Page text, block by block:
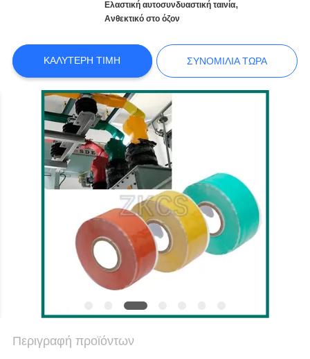
ΥΠΟΘΈΣΕΙΣ
ΙΣΤΟΛΌΓΙΟ
SITEMAP
ΠΟΛΙΤΙΚΉ
ΑΠΟΡΡΉΤΟΥ
Ελαστική αυτοσυνδυαστική ταινία,
Ανθεκτικό στο όζον
ΚΑΛΎΤΕΡΗ ΤΙΜΉ ΣΥΝΟΜΙΛΊΑ ΤΏΡΑ
Περιγραφή προϊόντων